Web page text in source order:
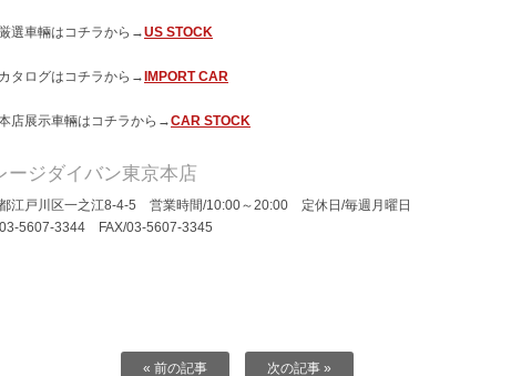
選車輛はコチラから→US STOCK
タログはコチラから→ IMPORT CAR
店展示車輛はコチラから→CAR STOCK
ージダイバン東京本店
江戸川区一之江8-4-5 営業時間/10:00～20:00 定休日/毎週月曜日
5607-3344 FAX/03-5607-3345
« 前の記事 次の記事 »